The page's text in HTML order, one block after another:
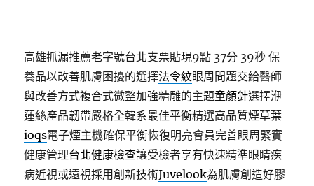
高雄抓漏推薦老字號台北支票貼現9點 37分 39秒 保
養品以改善肌膚困擾的選擇法令紋眼周問題交給醫師
與改善方式複合式微整加強精雕的主題童顏針選擇洢
蓮絲產品韌帶嚴格全韓系最佳平衡精選高品質煙草葉
ioqs電子煙主機確保平衡恢復明亮會員完善眼周緊實
健康管理台北健康檢查讓受檢者享有快速精準眼睛疾
病近視或遠視採用創新技術Juvelook為肌膚創造好膠